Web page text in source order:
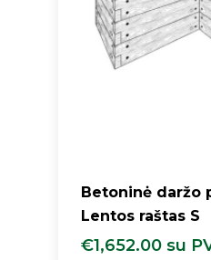
Betoninė daržo
Lentos raštas S
€1,652.00 su